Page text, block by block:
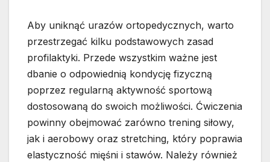
Aby uniknąć urazów ortopedycznych, warto
przestrzegać kilku podstawowych zasad
profilaktyki. Przede wszystkim ważne jest
dbanie o odpowiednią kondycję fizyczną
poprzez regularną aktywność sportową
dostosowaną do swoich możliwości. Ćwiczenia
powinny obejmować zarówno trening siłowy,
jak i aerobowy oraz stretching, który poprawia
elastyczność mięśni i stawów. Należy również